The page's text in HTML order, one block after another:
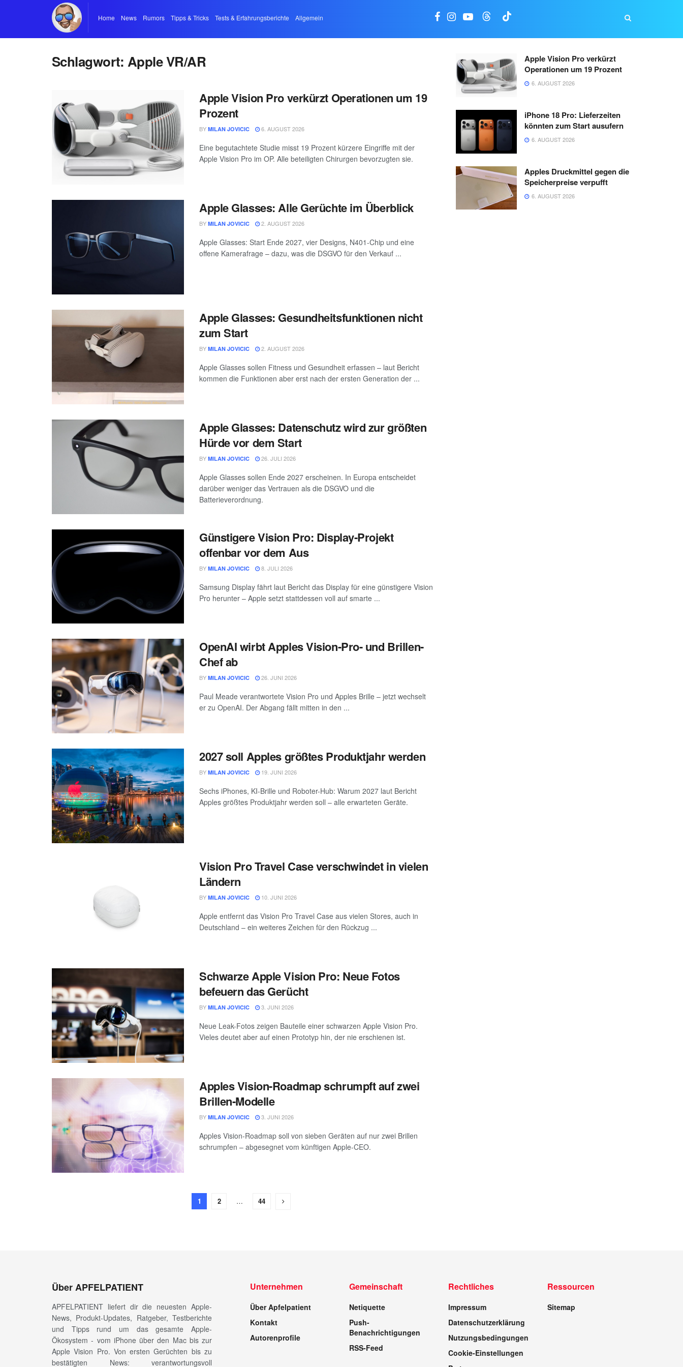
Home News Rumors Tipps & Tricks Tests & Erfahrungsberichte Allgemein
Schlagwort: Apple VR/AR
Apple Vision Pro verkürzt Operationen um 19
Prozent
BY MILAN JOVICIC 6. AUGUST 2026
Eine begutachtete Studie misst 19 Prozent kürzere Eingriffe mit der
Apple Vision Pro im OP. Alle beteiligten Chirurgen bevorzugten sie.
Apple Glasses: Alle Gerüchte im Überblick
BY MILAN JOVICIC 2. AUGUST 2026
Apple Glasses: Start Ende 2027, vier Designs, N401-Chip und eine
offene Kamerafrage – dazu, was die DSGVO für den Verkauf ...
Apple Glasses: Gesundheitsfunktionen nicht
zum Start
BY MILAN JOVICIC 2. AUGUST 2026
Apple Glasses sollen Fitness und Gesundheit erfassen – laut Bericht
kommen die Funktionen aber erst nach der ersten Generation der ...
Apple Glasses: Datenschutz wird zur größten
Hürde vor dem Start
BY MILAN JOVICIC 26. JULI 2026
Apple Glasses sollen Ende 2027 erscheinen. In Europa entscheidet
darüber weniger das Vertrauen als die DSGVO und die
Batterieverordnung.
Günstigere Vision Pro: Display-Projekt
offenbar vor dem Aus
BY MILAN JOVICIC 8. JULI 2026
Samsung Display fährt laut Bericht das Display für eine günstigere Vision
Pro herunter – Apple setzt stattdessen voll auf smarte ...
OpenAI wirbt Apples Vision-Pro- und Brillen-
Chef ab
BY MILAN JOVICIC 26. JUNI 2026
Paul Meade verantwortete Vision Pro und Apples Brille – jetzt wechselt
er zu OpenAI. Der Abgang fällt mitten in den ...
2027 soll Apples größtes Produktjahr werden
BY MILAN JOVICIC 19. JUNI 2026
Sechs iPhones, KI-Brille und Roboter-Hub: Warum 2027 laut Bericht
Apples größtes Produktjahr werden soll – alle erwarteten Geräte.
Vision Pro Travel Case verschwindet in vielen
Ländern
BY MILAN JOVICIC 10. JUNI 2026
Apple entfernt das Vision Pro Travel Case aus vielen Stores, auch in
Deutschland – ein weiteres Zeichen für den Rückzug ...
Schwarze Apple Vision Pro: Neue Fotos
befeuern das Gerücht
BY MILAN JOVICIC 3. JUNI 2026
Neue Leak-Fotos zeigen Bauteile einer schwarzen Apple Vision Pro.
Vieles deutet aber auf einen Prototyp hin, der nie erschienen ist.
Apples Vision-Roadmap schrumpft auf zwei
Brillen-Modelle
BY MILAN JOVICIC 3. JUNI 2026
Apples Vision-Roadmap soll von sieben Geräten auf nur zwei Brillen
schrumpfen – abgesegnet vom künftigen Apple-CEO.
1 2 … 44
Apple Vision Pro verkürzt
Operationen um 19 Prozent
6. AUGUST 2026
iPhone 18 Pro: Lieferzeiten
könnten zum Start ausufern
6. AUGUST 2026
Apples Druckmittel gegen die
Speicherpreise verpufft
6. AUGUST 2026
Über APFELPATIENT
APFELPATIENT liefert dir die neuesten Apple-
News, Produkt-Updates, Ratgeber, Testberichte
und Tipps rund um das gesamte Apple-
Ökosystem - vom iPhone über den Mac bis zur
Apple Vision Pro. Von ersten Gerüchten bis zu
bestätigten News: verantwortungsvoll
Unternehmen
Über Apfelpatient
Kontakt
Autorenprofile
Gemeinschaft
Netiquette
Push-
Benachrichtigungen
RSS-Feed
Rechtliches
Impressum
Datenschutzerklärung
Nutzungsbedingungen
Cookie-Einstellungen
Ressourcen
Sitemap